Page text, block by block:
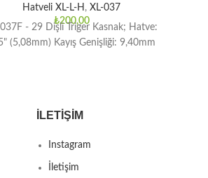
Hatveli XL-L-H , XL-037
₺200,00
- 29 Dişli Triger Kasnak; Hatve:
(5,08mm) Kayış Genişliği: 9,40mm
İLETIŞIM
Instagram
İletişim